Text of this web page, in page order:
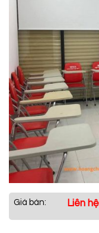
Giá bán: Liên hệ